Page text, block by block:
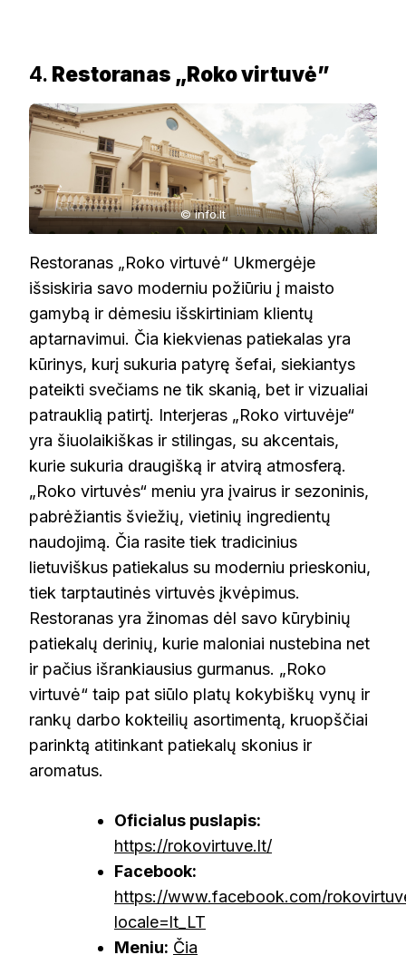
4. Restoranas „Roko virtuvė”
© info.lt
Restoranas „Roko virtuvė“ Ukmergėje
išsiskiria savo moderniu požiūriu į maisto
gamybą ir dėmesiu išskirtiniam klientų
aptarnavimui. Čia kiekvienas patiekalas yra
kūrinys, kurį sukuria patyrę šefai, siekiantys
pateikti svečiams ne tik skanią, bet ir vizualiai
patrauklią patirtį. Interjeras „Roko virtuvėje“
yra šiuolaikiškas ir stilingas, su akcentais,
kurie sukuria draugišką ir atvirą atmosferą.
„Roko virtuvės“ meniu yra įvairus ir sezoninis,
pabrėžiantis šviežių, vietinių ingredientų
naudojimą. Čia rasite tiek tradicinius
lietuviškus patiekalus su moderniu prieskoniu,
tiek tarptautinės virtuvės įkvėpimus.
Restoranas yra žinomas dėl savo kūrybinių
patiekalų derinių, kurie maloniai nustebina net
ir pačius išrankiausius gurmanus. „Roko
virtuvė“ taip pat siūlo platų kokybiškų vynų ir
rankų darbo kokteilių asortimentą, kruopščiai
parinktą atitinkant patiekalų skonius ir
aromatus.
Oficialus puslapis:
https://rokovirtuve.lt/
Facebook:
https://www.facebook.com/
locale=lt_LT
Meniu: Čia